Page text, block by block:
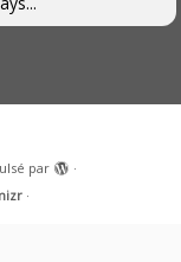
par
·
·